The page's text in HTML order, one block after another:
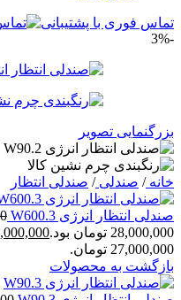
تماس فوری با پشتیبانی
-3%
بزرگنمایی تصویر
خانه/ صندلی/ صندلی انتظار
صندلی انتظار انرژی W600.3
28,000,000 تومان بود.
27,000,000 تومان.
بازگشت به محصولات